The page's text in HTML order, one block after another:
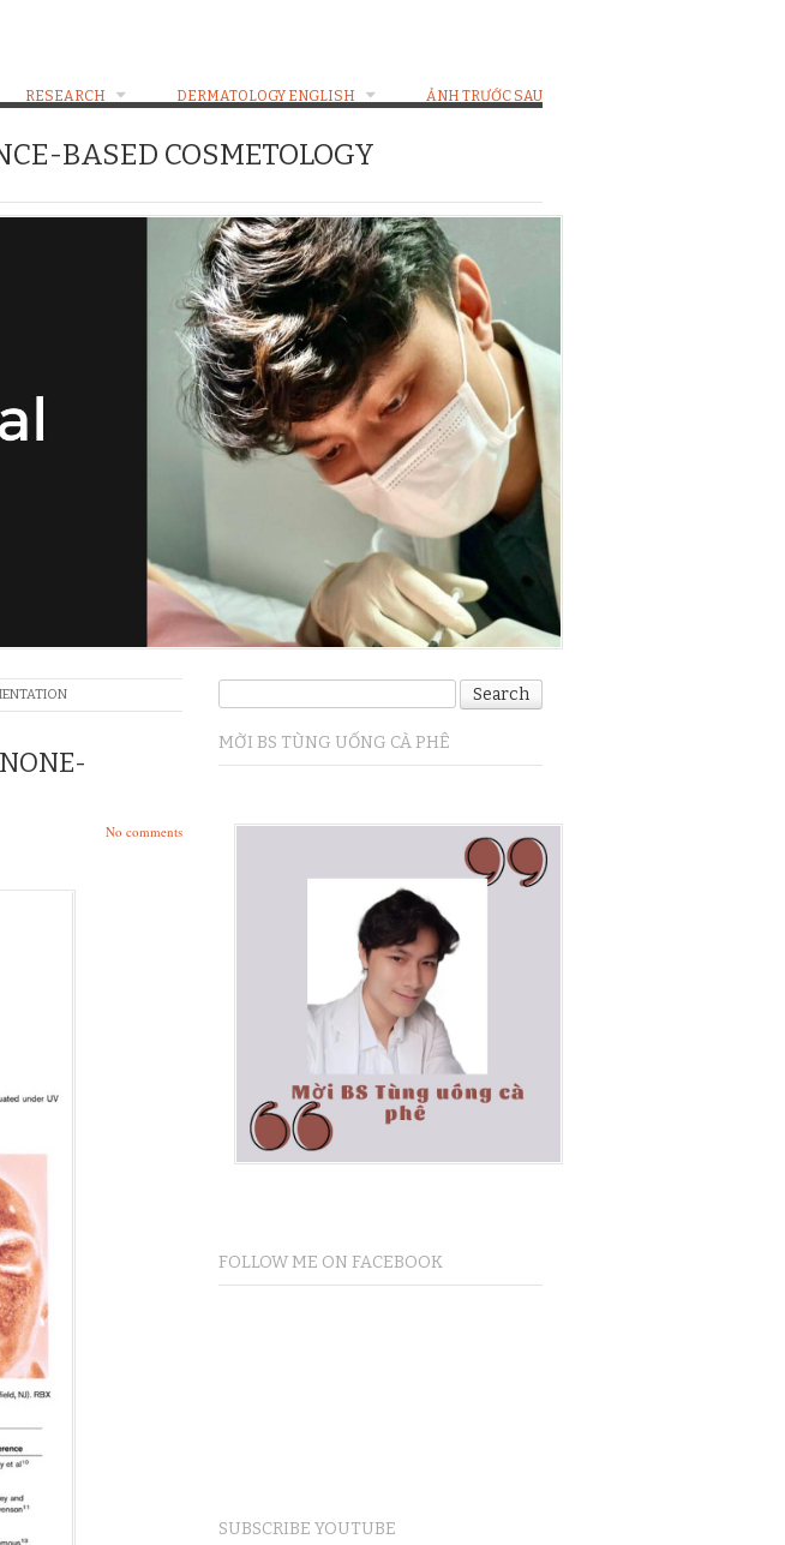
RESEARCH DERMATOLOGY ENGLISH ẢNH TRƯỚC SAU
BASED COSMETOLOGY
No comments
MỜI BS TÙNG UỐNG CÀ PHÊ
FOLLOW ME ON FACEBOOK
SUBSCRIBE YOUTUBE